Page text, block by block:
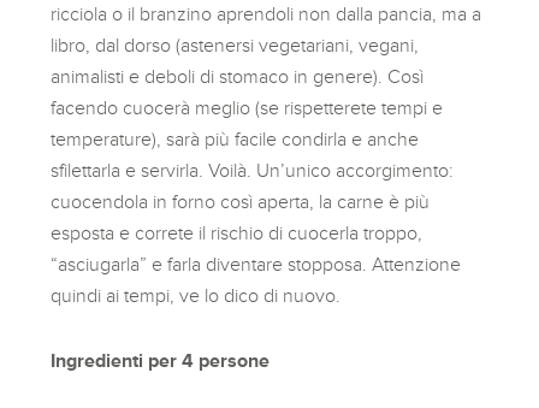
ricciola o il branzino aprendoli non dalla pancia, ma a
libro, dal dorso (astenersi vegetariani, vegani,
animalisti e deboli di stomaco in genere). Così
facendo cuocerà meglio (se rispetterete tempi e
temperature), sarà più facile condirla e anche
sfilettarla e servirla. Voilà. Un’unico accorgimento:
cuocendola in forno così aperta, la carne è più
esposta e correte il rischio di cuocerla troppo,
“asciugarla” e farla diventare stopposa. Attenzione
quindi ai tempi, ve lo dico di nuovo.
Ingredienti per 4 persone